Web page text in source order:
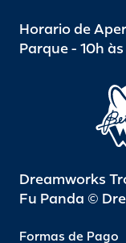
Horario de
Parque - 10h
Dreamworks
Fu Panda ©
Formas de Pago